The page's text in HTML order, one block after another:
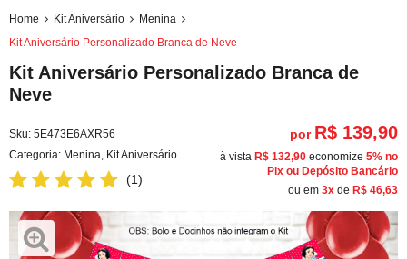
Home Kit Aniversário
Menina
Kit Aniversário Personalizado Branca de Neve
Kit Aniversário Personalizado Branca de
Neve
Sku: 5E473E6AXR56
Categoria: Menina Kit Aniversário
(1)
por R$ 139,90
à vista R$ 132,90 economize 5% no
Pix ou Depósito Bancário
ou em 3x de R$ 46,63